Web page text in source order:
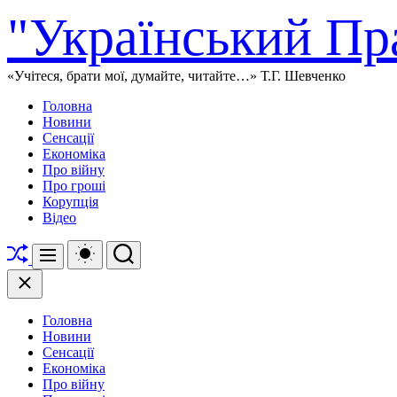
до
вмісту
"Український
«Учітеся, брати мої, думайте, читайте…» Т.Г. Шевченко
Головна
Новини
Сенсації
Економіка
Про війну
Про гроші
Корупція
Відео
Перетасувати
Меню
Перемикач
кольорового
Пошук
Закрити
Головна
Новини
Сенсації
Економіка
Про війну